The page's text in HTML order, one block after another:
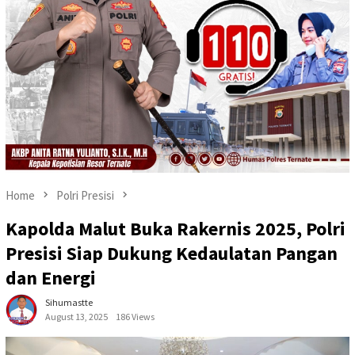
Home Polri Presisi
Kapolda Malut Buka Rakernis 2025, Polri
Presisi Siap Dukung Kedaulatan Pangan
dan Energi
Sihumastte
August 13, 2025
186 Views